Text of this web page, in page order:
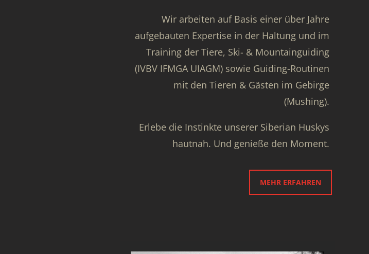
Wir arbeiten auf Basis einer über Jahre
aufgebauten Expertise in der Haltung und im
Training der Tiere, Ski- & Mountainguiding
(IVBV IFMGA UIAGM) sowie Guiding-Routinen
mit den Tieren & Gästen im Gebirge
(Mushing).
Erlebe die Instinkte unserer Siberian Huskys
hautnah. Und genieße den Moment.
MEHR ERFAHREN